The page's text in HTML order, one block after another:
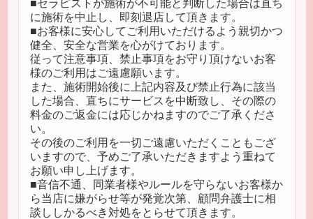
に施術を中止し、即刻退店して頂きます。
■お客様に安心してご利用いただけるよう親切かつ
健全、安全な営業を心がけております。
従って注意事項、禁止事項をお守り頂けないお客
様のご利用はご遠慮願います。
また、施術開始後に上記内容及び禁止行為に該当
した場合、直ちにサービスを中断致し、その際の
料金のご返金には応じかねますのでご了承くださ
い。
その後のご利用を一切ご遠慮いただくこともござ
いますので、予めご了承いただきますよう重ねて
お願い申し上げます。
■音信不通、同業者様やルールを守らないお客様か
ら当店に嫌がらせ等が発覚次第、顧問弁護士に相
談ししかるべき対処をとらせて頂きます。